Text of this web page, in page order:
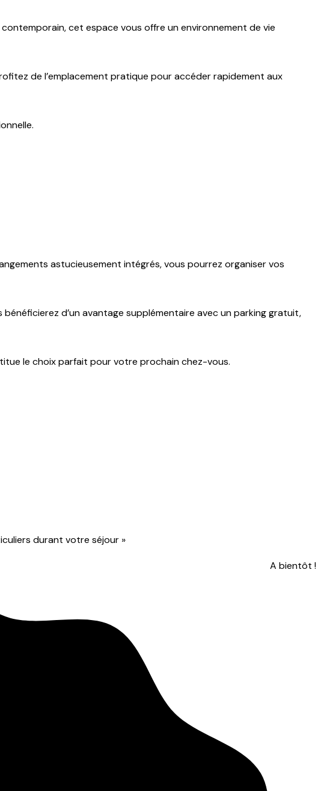
cet espace vous offre un environnement de vie
de l’emplacement pratique pour accéder rapidement aux
astucieusement intégrés, vous pourrez organiser vos
d’un avantage supplémentaire avec un parking gratuit,
le choix parfait pour votre prochain chez-vous.
durant votre séjour »
A bientôt !